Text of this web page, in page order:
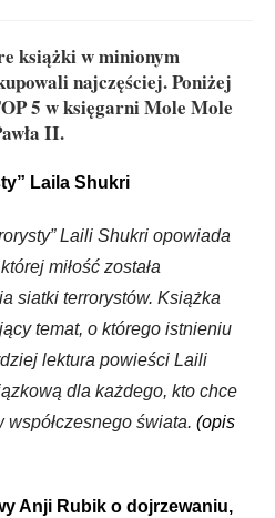
książki w minionym
najczęściej. Poniżej
5 w księgarni Mole Mole
II.
Laila Shukri
Laili Shukri opowiada
miłość została
siatki terrorystów. Książka
temat, o którego istnieniu
lektura powieści Laili
dla każdego, kto chce
świata. (opis
Anji Rubik o dojrzewaniu,